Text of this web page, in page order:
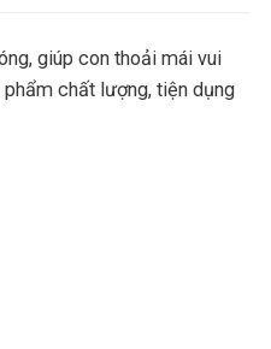
giúp con thoải mái vui
chất lượng, tiện dụng